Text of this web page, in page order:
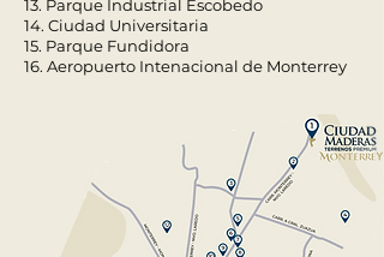
13. Parque Industrial Escobedo
14. Ciudad Universitaria
15. Parque Fundidora
16. Aeropuerto Intenacional de Monterrey